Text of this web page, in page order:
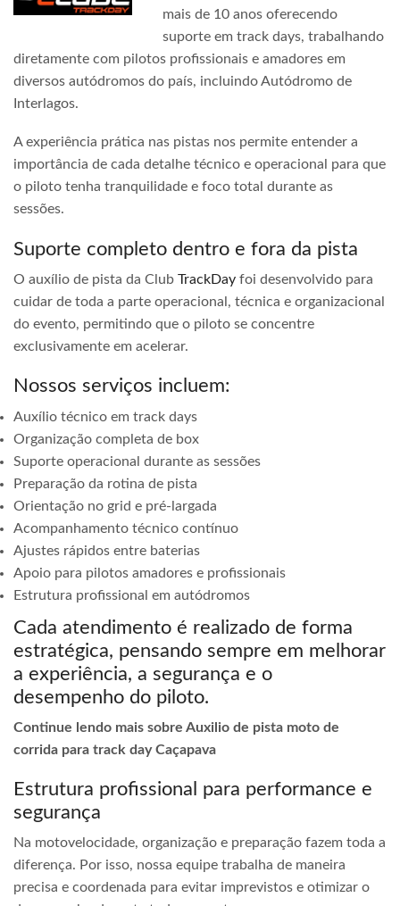
mais de 10 anos oferecendo
suporte em track days, trabalhando
diretamente com pilotos profissionais e amadores em
diversos autódromos do país, incluindo Autódromo de
Interlagos.
A experiência prática nas pistas nos permite entender a
importância de cada detalhe técnico e operacional para que
o piloto tenha tranquilidade e foco total durante as
sessões.
Suporte completo dentro e fora da pista
O auxílio de pista da Club TrackDay foi desenvolvido para
cuidar de toda a parte operacional, técnica e organizacional
do evento, permitindo que o piloto se concentre
exclusivamente em acelerar.
Nossos serviços incluem:
Auxílio técnico em track days
Organização completa de box
Suporte operacional durante as sessões
Preparação da rotina de pista
Orientação no grid e pré-largada
Acompanhamento técnico contínuo
Ajustes rápidos entre baterias
Apoio para pilotos amadores e profissionais
Estrutura profissional em autódromos
Cada atendimento é realizado de forma
estratégica, pensando sempre em melhorar
a experiência, a segurança e o
desempenho do piloto.
Continue lendo mais sobre Auxilio de pista moto de
corrida para track day Caçapava
Estrutura profissional para performance e
segurança
Na motovelocidade, organização e preparação fazem toda a
diferença. Por isso, nossa equipe trabalha de maneira
precisa e coordenada para evitar imprevistos e otimizar o